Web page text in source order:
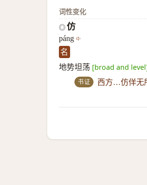
词性变化
◎ 仿
páng
名
地势坦荡 [broad and
书证 西方…仿佯无